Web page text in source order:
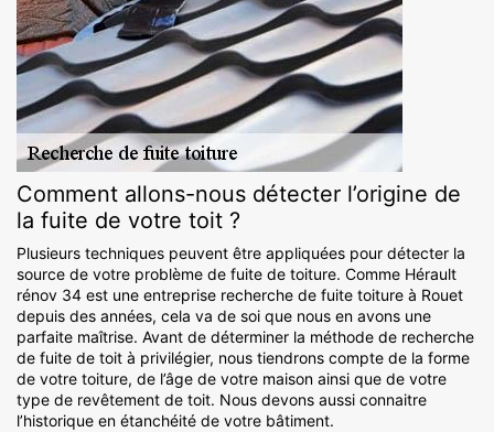
Comment allons-nous détecter l’origine de
la fuite de votre toit ?
Plusieurs techniques peuvent être appliquées pour détecter la
source de votre problème de fuite de toiture. Comme Hérault
rénov 34 est une entreprise recherche de fuite toiture à Rouet
depuis des années, cela va de soi que nous en avons une
parfaite maîtrise. Avant de déterminer la méthode de recherche
de fuite de toit à privilégier, nous tiendrons compte de la forme
de votre toiture, de l’âge de votre maison ainsi que de votre
type de revêtement de toit. Nous devons aussi connaitre
l’historique en étanchéité de votre bâtiment.